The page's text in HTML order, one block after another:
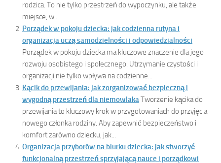
rodzica. To nie tylko przestrzeń do wypoczynku, ale także
miejsce, w...
Porządek w pokoju dziecka: jak codzienna rutyna i
organizacja uczą samodzielności i odpowiedzialności
Porządek w pokoju dziecka ma kluczowe znaczenie dla jego
rozwoju osobistego i społecznego. Utrzymanie czystości i
organizacji nie tylko wpływa na codzienne...
Kącik do przewijania: jak zorganizować bezpieczną i
wygodną przestrzeń dla niemowlakaTworzenie kącika do
przewijania to kluczowy krok w przygotowaniach do przyjęcia
nowego członka rodziny. Aby zapewnić bezpieczeństwo i
komfort zarówno dziecku, jak...
Organizacja przyborów na biurku dziecka: jak stworzyć
funkcjonalną przestrzeń sprzyjającą nauce i porządkowi